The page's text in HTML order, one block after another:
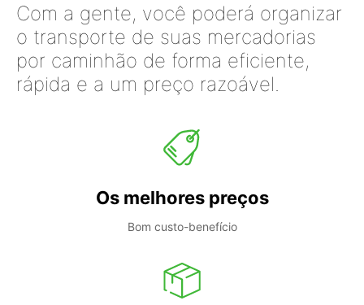
Com a gente, você poderá organizar
o transporte de suas mercadorias
por caminhão de forma eficiente,
rápida e a um preço razoável.
Os melhores preços
Bom custo-benefício